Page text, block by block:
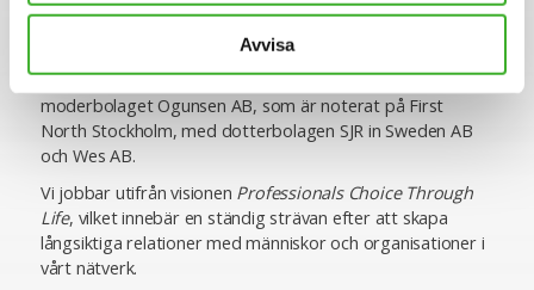
Avvisa
hela landet med kontor i Stockholm, Göteborg, Malmö,
Helsingborg och Uppsala. Koncernen består av
moderbolaget Ogunsen AB, som är noterat på First
North Stockholm, med dotterbolagen SJR in Sweden AB
och Wes AB.
Vi jobbar utifrån visionen Professionals Choice Through
Life, vilket innebär en ständig strävan efter att skapa
långsiktiga relationer med människor och organisationer i
vårt nätverk.